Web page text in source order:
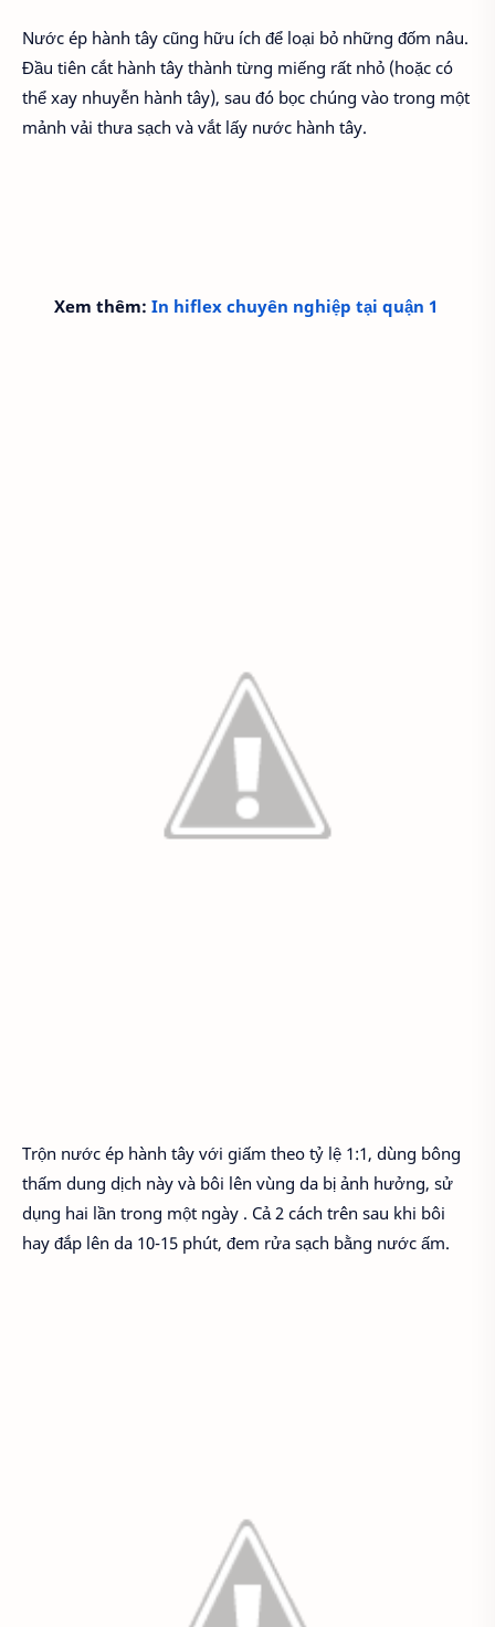
Nước ép hành tây cũng hữu ích để loại bỏ những đốm nâu.
Đầu tiên cắt hành tây thành từng miếng rất nhỏ (hoặc có
thể xay nhuyễn hành tây), sau đó bọc chúng vào trong một
mảnh vải thưa sạch và vắt lấy nước hành tây.
Xem thêm: In hiflex chuyên nghiệp tại quận 1
Trộn nước ép hành tây với giấm theo tỷ lệ 1:1, dùng bông
thấm dung dịch này và bôi lên vùng da bị ảnh hưởng, sử
dụng hai lần trong một ngày . Cả 2 cách trên sau khi bôi
hay đắp lên da 10-15 phút, đem rửa sạch bằng nước ấm.